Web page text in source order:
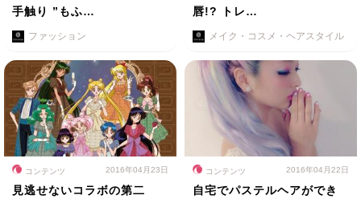
手触り ”もふ…
ファッション
唇!? トレ…
メイク・コスメ・ヘアスタイル
コンテンツ 2016年04月23日
見逃せないコラボの第二
コンテンツ 2016年04月22日
自宅でパステルヘアができ